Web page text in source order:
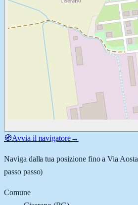
🧭Avvia il navigatore→
Naviga dalla tua posizione fino aVia Aosta
passo passo)
Comune